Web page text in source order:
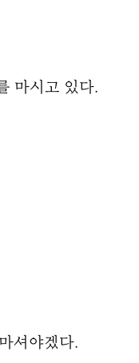
마시고 있다.
셔야겠다.